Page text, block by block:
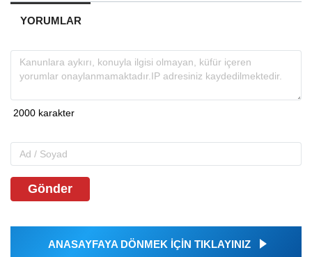
YORUMLAR
Gönder
ANASAYFAYA DÖNMEK İÇİN TIKLAYINIZ